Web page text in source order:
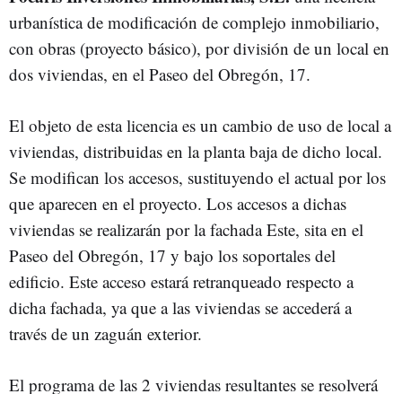
urbanística de modificación de complejo inmobiliario,
con obras (proyecto básico), por división de un local en
dos viviendas, en el Paseo del Obregón, 17.
El objeto de esta licencia es un cambio de uso de local a
viviendas, distribuidas en la planta baja de dicho local.
Se modifican los accesos, sustituyendo el actual por los
que aparecen en el proyecto. Los accesos a dichas
viviendas se realizarán por la fachada Este, sita en el
Paseo del Obregón, 17 y bajo los soportales del
edificio. Este acceso estará retranqueado respecto a
dicha fachada, ya que a las viviendas se accederá a
través de un zaguán exterior.
El programa de las 2 viviendas resultantes se resolverá